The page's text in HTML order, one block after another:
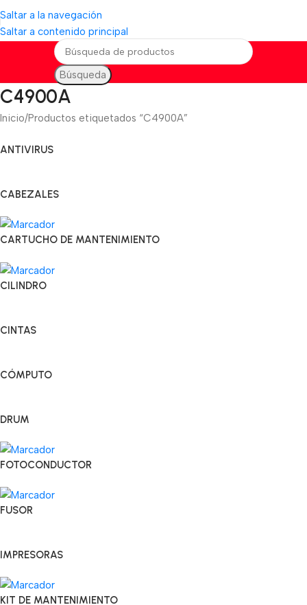
Saltar a la navegación
Saltar a contenido principal
Búsqueda
C4900A
Inicio Productos etiquetados “C4900A”
ANTIVIRUS
CABEZALES
CARTUCHO DE MANTENIMIENTO
CILINDRO
CINTAS
CÓMPUTO
DRUM
FOTOCONDUCTOR
FUSOR
IMPRESORAS
KIT DE MANTENIMIENTO